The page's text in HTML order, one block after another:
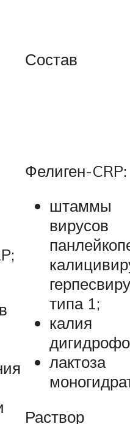
Состав
Фелиген-CRP:
штаммы
вирусов
типа 1;
калия
лактоза
Раствор